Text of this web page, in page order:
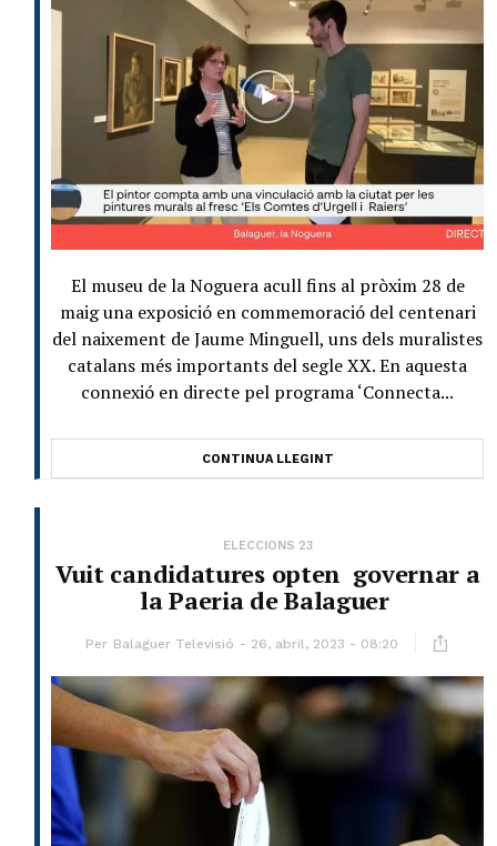
El museu de la Noguera acull fins al pròxim 28 de
maig una exposició en commemoració del centenari
del naixement de Jaume Minguell, uns dels muralistes
catalans més importants del segle XX. En aquesta
connexió en directe pel programa ‘Connecta...
CONTINUA LLEGINT
ELECCIONS 23
Vuit candidatures opten governar a
la Paeria de Balaguer
Per Balaguer Televisió 26, abril, 2023 - 08:20